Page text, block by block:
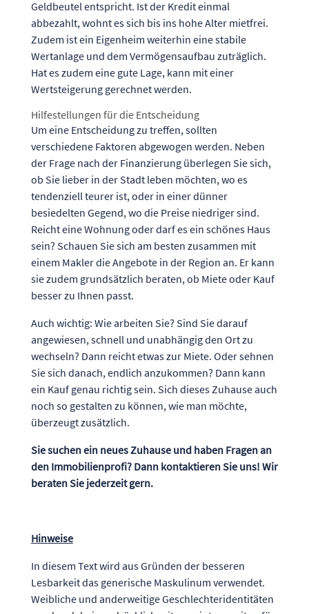
Geldbeutel entspricht. Ist der Kredit einmal
abbezahlt, wohnt es sich bis ins hohe Alter mietfrei.
Zudem ist ein Eigenheim weiterhin eine stabile
Wertanlage und dem Vermögensaufbau zuträglich.
Hat es zudem eine gute Lage, kann mit einer
Wertsteigerung gerechnet werden.
Hilfestellungen für die Entscheidung
Um eine Entscheidung zu treffen, sollten
verschiedene Faktoren abgewogen werden. Neben
der Frage nach der Finanzierung überlegen Sie sich,
ob Sie lieber in der Stadt leben möchten, wo es
tendenziell teurer ist, oder in einer dünner
besiedelten Gegend, wo die Preise niedriger sind.
Reicht eine Wohnung oder darf es ein schönes Haus
sein? Schauen Sie sich am besten zusammen mit
einem Makler die Angebote in der Region an. Er kann
sie zudem grundsätzlich beraten, ob Miete oder Kauf
besser zu Ihnen passt.
Auch wichtig: Wie arbeiten Sie? Sind Sie darauf
angewiesen, schnell und unabhängig den Ort zu
wechseln? Dann reicht etwas zur Miete. Oder sehnen
Sie sich danach, endlich anzukommen? Dann kann
ein Kauf genau richtig sein. Sich dieses Zuhause auch
noch so gestalten zu können, wie man möchte,
überzeugt zusätzlich.
Sie suchen ein neues Zuhause und haben Fragen an
den Immobilienprofi? Dann kontaktieren Sie uns! Wir
beraten Sie jederzeit gern.
Hinweise
In diesem Text wird aus Gründen der besseren
Lesbarkeit das generische Maskulinum verwendet.
Weibliche und anderweitige Geschlechteridentitäten